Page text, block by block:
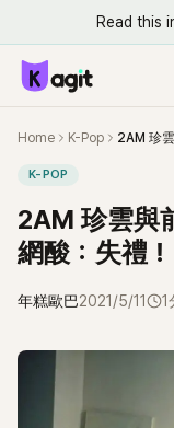
Read this
Home K-Pop
K-POP
2AM 珍雲與
網酸：失禮
年糕歐巴2021/5/11 1